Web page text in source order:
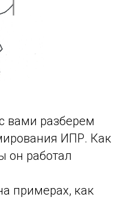
вами разберем
ИПР. Как
он работал
примерах, как